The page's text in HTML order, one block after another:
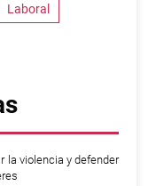
Laboral
la violencia y defender